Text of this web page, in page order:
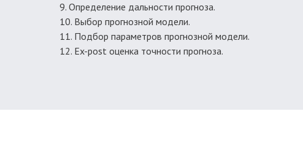
Определение дальности прогноза.
Выбор прогнозной модели.
Подбор параметров прогнозной модели.
Ex-post оценка точности прогноза.